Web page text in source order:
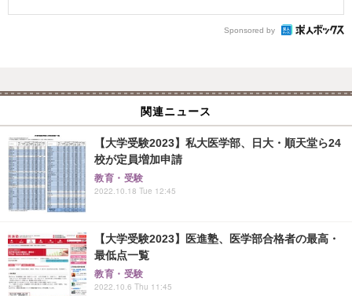
Sponsored by
関連ニュース
【大学受験2023】私大医学部、日大・順天堂ら24
校が定員増加申請
教育・受験
2022.10.18 Tue 12:45
【大学受験2023】医進塾、医学部合格者の最高・
最低点一覧
教育・受験
2022.10.6 Thu 11:45